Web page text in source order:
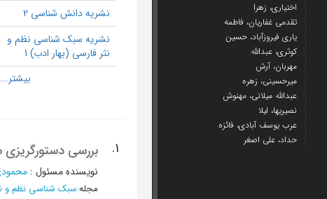
اختیاری، زهرا
تقدمی غفاریان، فاطمه
یاری فیروزآباد، حسین
کوثری، عبدالله
مهربان، آرش
میرحسینی، زهره
عبدالله میلانی، مهنوش
نصیریها، لیلا
عرب یوسف آبادی، فائزه
حداد، علی اصغر
نشریه دانش شناسی 2
نشریه سبک شناسی نظم و
نثر فارسی (بهار ادب) 1
1. بررسی
نویسنده مسئول :
مجله:سبک شناسی نظم و